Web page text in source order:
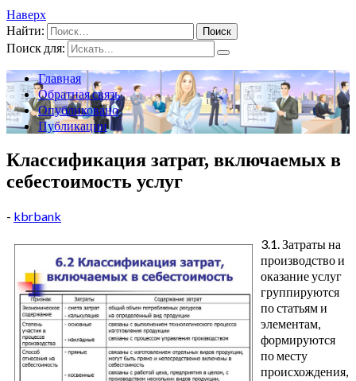
Наверх
Найти:
Поиск для:
Главная
Обратная связь
Опубликовано
Публикации
Классификация затрат, включаемых в
себестоимость услуг
- kbrbank
3.1. Затраты на
производство и
оказание услуг
группируются
по статьям и
элементам,
формируются
по месту
происхождения,